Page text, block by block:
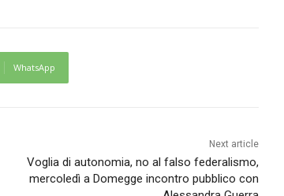
WhatsApp
Next article
Voglia di autonomia, no al falso federalismo,
mercoledì a Domegge incontro pubblico con